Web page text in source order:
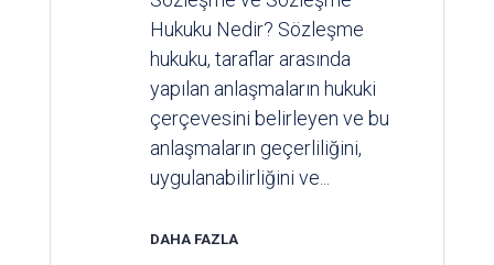
Hukuku Nedir? Sözleşme
hukuku, taraflar arasında
yapılan anlaşmaların hukuki
çerçevesini belirleyen ve bu
anlaşmaların geçerliliğini,
uygulanabilirliğini ve...
DAHA FAZLA